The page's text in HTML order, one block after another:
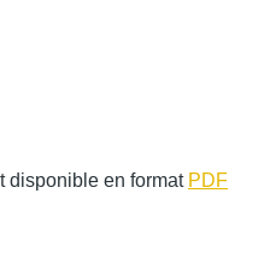
disponible en format PDF